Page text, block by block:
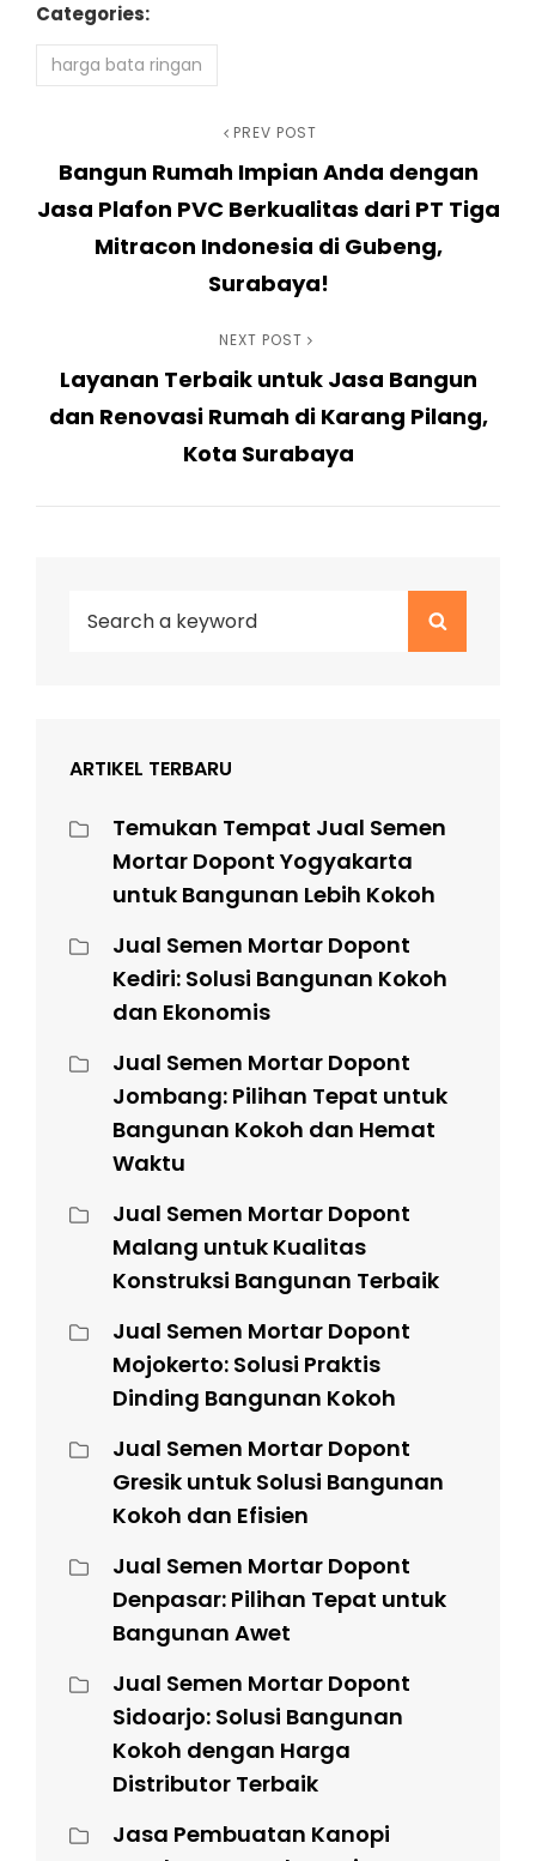
Categories:
harga bata ringan
pos
Post
PREV POST
Bangun Rumah Impian Anda dengan
Jasa Plafon PVC Berkualitas dari PT Tiga
Mitracon Indonesia di Gubeng,
Surabaya!
Post
NEXT POST
Layanan Terbaik untuk Jasa Bangun
dan Renovasi Rumah di Karang Pilang,
Kota Surabaya
Search
ARTIKEL TERBARU
Temukan Tempat Jual Semen
Mortar Dopont Yogyakarta
untuk Bangunan Lebih Kokoh
Jual Semen Mortar Dopont
Kediri: Solusi Bangunan Kokoh
dan Ekonomis
Jual Semen Mortar Dopont
Jombang: Pilihan Tepat untuk
Bangunan Kokoh dan Hemat
Waktu
Jual Semen Mortar Dopont
Malang untuk Kualitas
Konstruksi Bangunan Terbaik
Jual Semen Mortar Dopont
Mojokerto: Solusi Praktis
Dinding Bangunan Kokoh
Jual Semen Mortar Dopont
Gresik untuk Solusi Bangunan
Kokoh dan Efisien
Jual Semen Mortar Dopont
Denpasar: Pilihan Tepat untuk
Bangunan Awet
Jual Semen Mortar Dopont
Sidoarjo: Solusi Bangunan
Kokoh dengan Harga
Distributor Terbaik
Jasa Pembuatan Kanopi